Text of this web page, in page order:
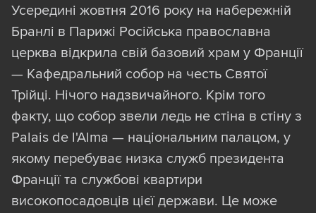
Усередині жовтня 2016 року на набережній
Бранлі в Парижі Російська православна
церква відкрила свій базовий храм у Франції
— Кафедральний собор на честь Святої
Трійці. Нічого надзвичайного. Крім того
факту, що собор звели ледь не стіна в стіну з
Palais de l'Alma — національним палацом, у
якому перебуває низка служб президента
Франції та службові квартири
високопосадовців цієї держави. Це може